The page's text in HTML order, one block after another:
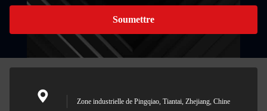
Soumettre
Zone industrielle de Pingqiao, Tiantai, Zhejiang, Chine